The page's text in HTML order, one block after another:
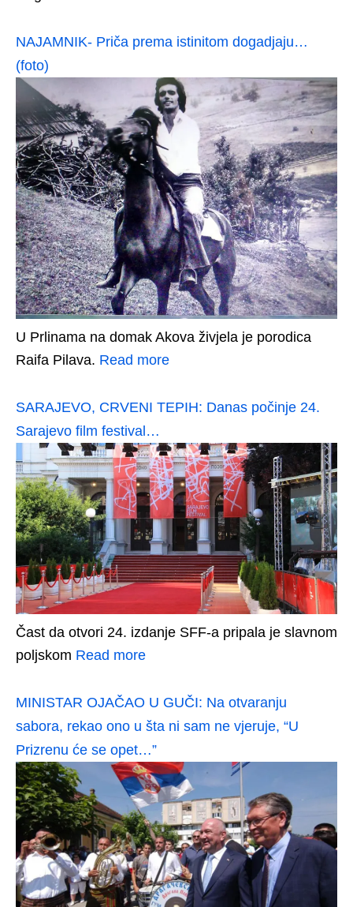
NAJAMNIK- Priča prema istinitom dogadjaju…
(foto)
U Prlinama na domak Akova živjela je porodica
Raifa Pilava. Read more
SARAJEVO, CRVENI TEPIH: Danas počinje 24.
Sarajevo film festival…
Čast da otvori 24. izdanje SFF-a pripala je slavnom
poljskom Read more
MINISTAR OJAČAO U GUČI: Na otvaranju
sabora, rekao ono u šta ni sam ne vjeruje, “U
Prizrenu će se opet…”